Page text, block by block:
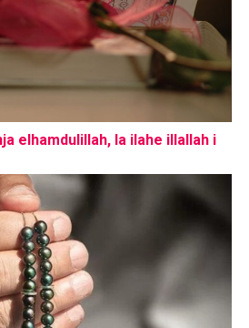
elhamdulillah, la ilahe illallah i